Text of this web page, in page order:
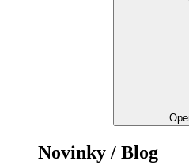
Novinky / Blog